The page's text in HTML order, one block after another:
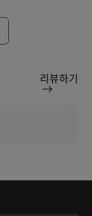
리뷰하기